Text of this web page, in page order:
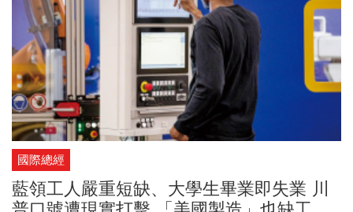
國際總經
藍領工人嚴重短缺、大學生畢業即失業 川